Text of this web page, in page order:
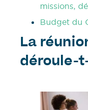
missions,
Budget du
La
déroule-